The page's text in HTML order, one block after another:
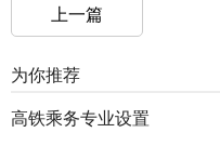
上一篇
为你推荐
高铁乘务专业设置